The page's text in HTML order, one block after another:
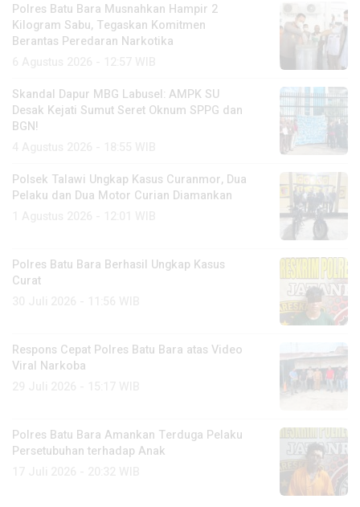
Polres Batu Bara Musnahkan Hampir 2
Kilogram Sabu, Tegaskan Komitmen
Berantas Peredaran Narkotika
Skandal Dapur MBG Labusel: AMPK SU
Desak Kejati Sumut Seret Oknum SPPG dan
BGN!
Polsek Talawi Ungkap Kasus Curanmor, Dua
Pelaku dan Dua Motor Curian Diamankan
Polres Batu Bara Berhasil Ungkap Kasus
Curat
Respons Cepat Polres Batu Bara atas Video
Viral Narkoba
Polres Batu Bara Amankan Terduga Pelaku
Persetubuhan terhadap Anak